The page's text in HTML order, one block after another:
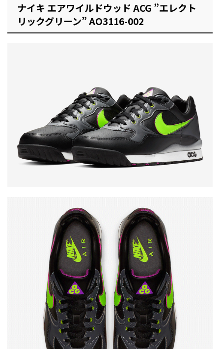
ナイキ エアワイルドウッド ACG ”エレクト
リックグリーン” AO3116-002